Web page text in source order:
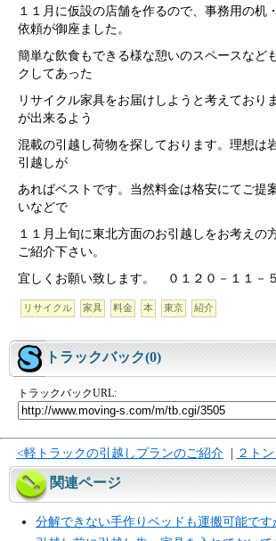
１１月に仮設の店舗を作るので、事務用の机
依頼が御座ました。
簡単な飲食もできる様な憩いのスペースなど
クしてあった
リサイクル家具をお届けしようと考えており
が出来るよう
混載の引越し荷物を探しております。理想は
引越しが
あればベストです。当然料金は格安にてご提
いなどで
１１月上旬に東北方面のお引越しをお考えの
ご紹介下さい。
宜しくお願い致します。 ０１２０－１１
リサイクル 家具 料金 本 東京 紹介
トラックバック(0)
トラックバックURL:
<軽トラックの引越しプランのご紹介| ２ト
関連ページ
分解できない手作りベッドも運搬可能です